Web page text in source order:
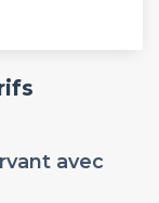
soft,
avec